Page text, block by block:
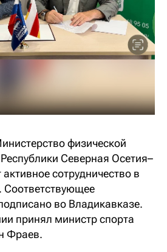
физической
Северная Осетия–
сотрудничество в
Соответствующее
во Владикавказе.
принял министр спорта
Фраев.